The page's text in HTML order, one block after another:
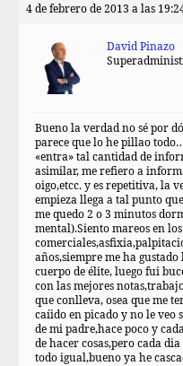
4 de febrero de 2013 a las
David Pinazo
Bueno la verdad no sé por
parece que lo he pillao
«entra» tal cantidad de
asimilar, me refiero a
oigo,etcc. y es repetitiva, la
empieza llega a tal punto
me quedo 2 o 3 minutos
mental).Siento mareos en
años,siempre me ha
cuerpo de élite, luego fui
con las mejores
que conlleva, osea que me
caíido en picado y no le veo
de mi padre,hace poco y
de hacer cosas,pero cada
todo igual,bueno ya he